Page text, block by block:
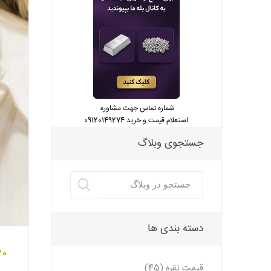
30
شماره تماس جهت مشاوره
استعلام قیمت و خرید 09120149274
جستجوی وبلاگ
دسته بندی ها
قیمت نقره (45)